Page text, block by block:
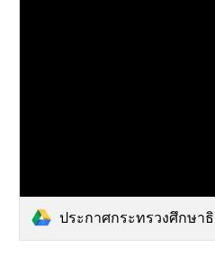
ประกาศกระทรวงศึกษาธิการ เรื่อง ไม่รับของขวัญและของกำนัลทุกชนิดจากการปฏิบั